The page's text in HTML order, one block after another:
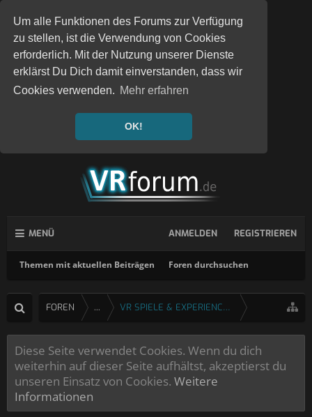
Um alle Funktionen des Forums zur Verfügung
zu stellen, ist die Verwendung von Cookies
erforderlich. Mit der Nutzung unserer Dienste
erklärst Du Dich damit einverstanden, dass wir
Cookies verwenden. Mehr erfahren
OK!
MENÜ
Themen mit aktuellen Beiträgen Foren durchsuchen
ANMELDEN REGISTRIEREN
FOREN ... VR SPIELE & EXPERIENCES
Diese Seite verwendet Cookies. Wenn du dich
weiterhin auf dieser Seite aufhältst, akzeptierst du
unseren Einsatz von Cookies. Weitere
Informationen